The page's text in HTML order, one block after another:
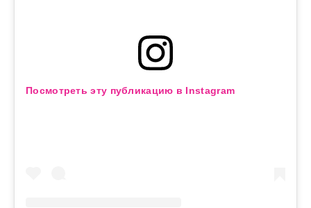
Посмотреть эту публикацию в Instagram